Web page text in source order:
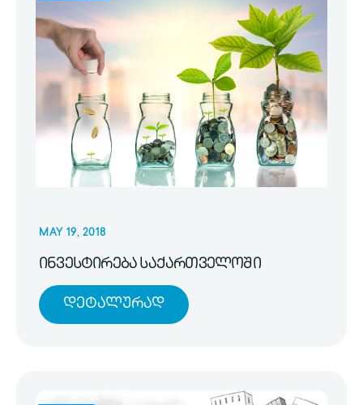
MAY 19, 2018
ინვესტირება საქართველოში
Დეტალურად